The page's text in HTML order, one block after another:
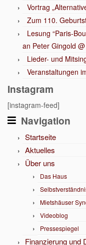
Vortrag
Zum 110.
Lesung “Paris-
an Peter Gingold
Lieder- und
Veranstaltungen
Instagram
[instagram-feed]
Navigation
Startseite
Aktuelles
Über uns
Das Haus
Mietshäuser
Videoblog
Pressespiegel
Finanzierung und